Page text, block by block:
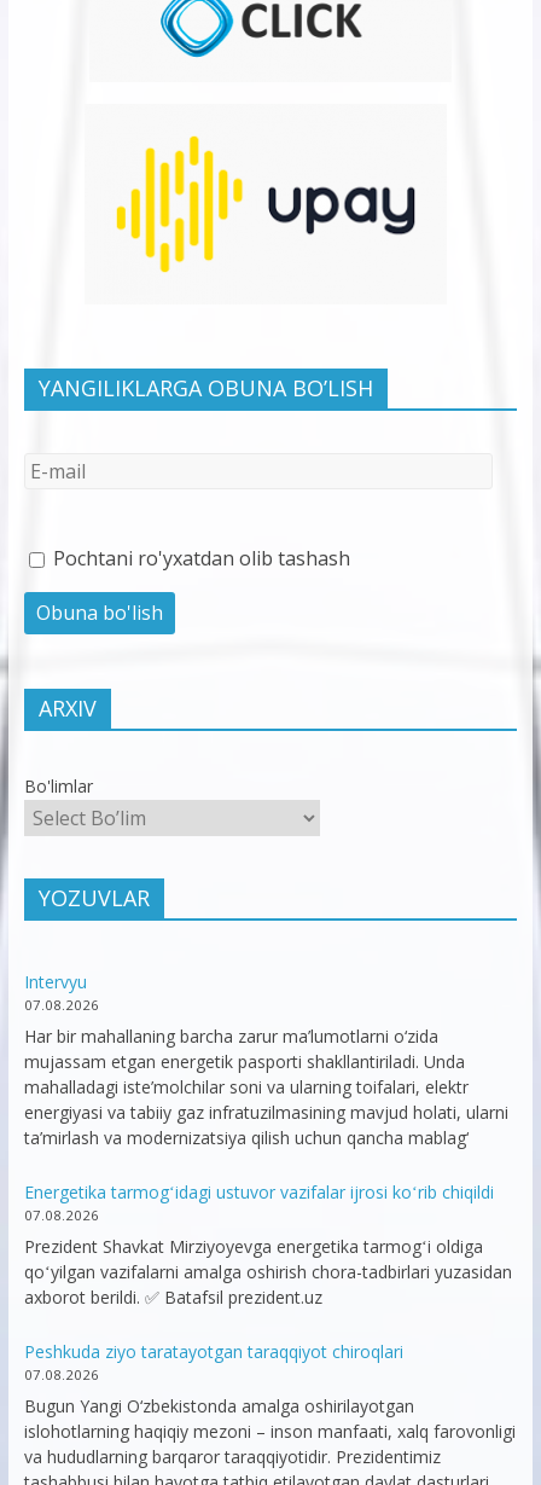
YANGILIKLARGA OBUNA BO’LISH
Pochtani ro'yxatdan olib tashash
ARXIV
Bo'limlar
YOZUVLAR
Intervyu
07.08.2026
Har bir mahallaning barcha zarur ma’lumotlarni o‘zida
mujassam etgan energetik pasporti shakllantiriladi. Unda
mahalladagi iste’molchilar soni va ularning toifalari, elektr
energiyasi va tabiiy gaz infratuzilmasining mavjud holati, ularni
ta’mirlash va modernizatsiya qilish uchun qancha mablag‘
Energetika tarmogʻidagi ustuvor vazifalar ijrosi koʻrib chiqildi
07.08.2026
Prezident Shavkat Mirziyoyevga energetika tarmogʻi oldiga
qoʻyilgan vazifalarni amalga oshirish chora-tadbirlari yuzasidan
axborot berildi. ✅ Batafsil prezident.uz
Peshkuda ziyo taratayotgan taraqqiyot chiroqlari
07.08.2026
Bugun Yangi O‘zbekistonda amalga oshirilayotgan
islohotlarning haqiqiy mezoni – inson manfaati, xalq farovonligi
va hududlarning barqaror taraqqiyotidir. Prezidentimiz